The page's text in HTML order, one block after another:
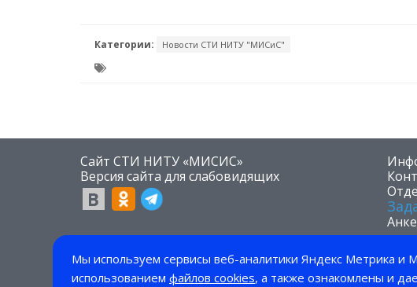
Мы используем сервисы веб-аналитики Яндекс Метрика и
использованиемфайлов cookies, а также ознакомлены и
Категории: Новости СТИ НИТУ "МИСиС"
Сайт СТИ НИТУ «МИСИС»
​Версия сайта для слабовидящих